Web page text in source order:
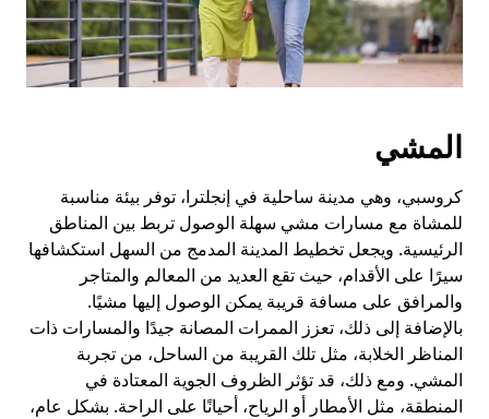
المشي
كروسبي، وهي مدينة ساحلية في إنجلترا، توفر بيئة مناسبة
للمشاة مع مسارات مشي سهلة الوصول تربط بين المناطق
الرئيسية. ويجعل تخطيط المدينة المدمج من السهل استكشافها
سيرًا على الأقدام، حيث تقع العديد من المعالم والمتاجر
والمرافق على مسافة قريبة يمكن الوصول إليها مشيًا.
بالإضافة إلى ذلك، تعزز الممرات المصانة جيدًا والمسارات ذات
المناظر الخلابة، مثل تلك القريبة من الساحل، من تجربة
المشي. ومع ذلك، قد تؤثر الظروف الجوية المعتادة في
المنطقة، مثل الأمطار أو الرياح، أحيانًا على الراحة. بشكل عام،